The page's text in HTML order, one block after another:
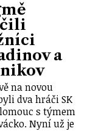
a
na novou
dva hráči SK
s týmem
Nyní už je